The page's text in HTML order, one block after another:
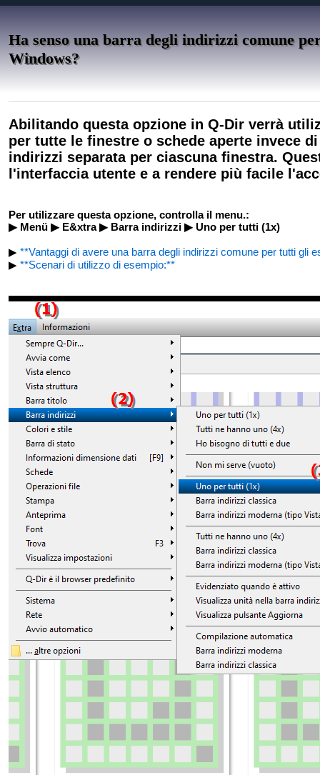
Ha senso una barra degli indirizzi comune
Windows?
Abilitando questa opzione in Q-Dir verrà
per tutte le finestre o schede aperte invece
indirizzi separata per ciascuna finestra.
l'interfaccia utente e a rendere più facile
Per utilizzare questa opzione, controlla il menu.:
▶ Menü ▶ E&xtra ▶ Barra indirizzi ▶ Uno per tutti (1x)
▶ **Vantaggi di avere una barra degli indirizzi comune per tutti gli
▶ **Scenari di utilizzo di esempio:**